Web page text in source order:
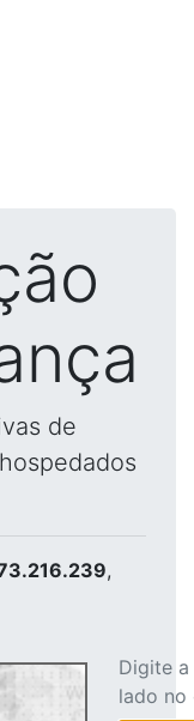
de
,
Digite
lado no